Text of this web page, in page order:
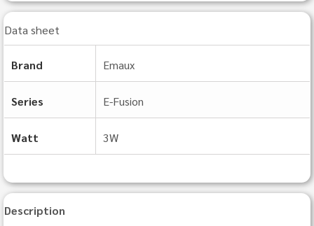
Data sheet
Brand Emaux
Series E‐Fusion
Watt 3W
Description